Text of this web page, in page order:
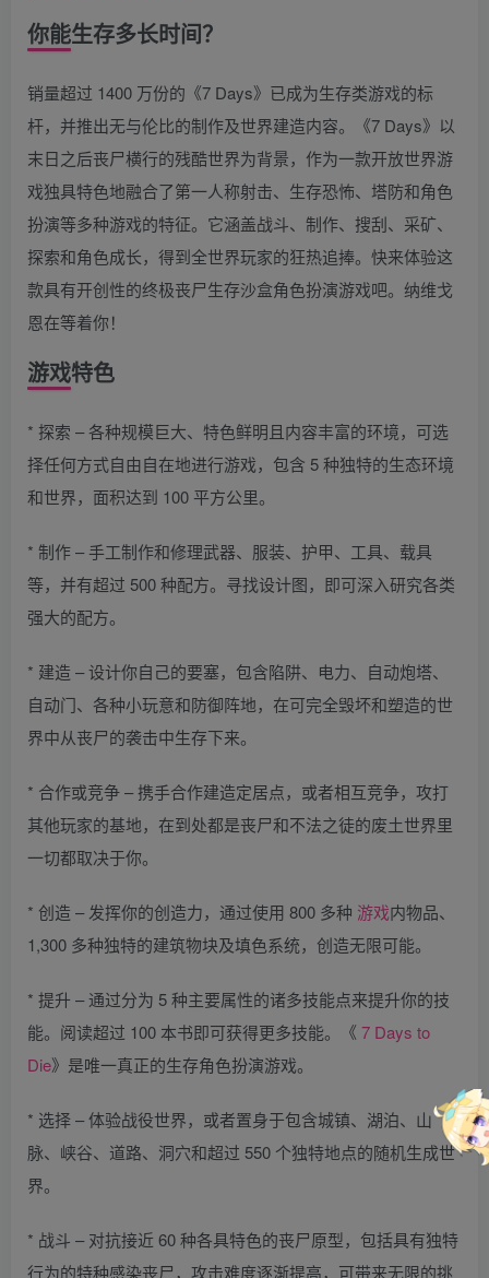
你能生存多长时间？
销量超过 1400 万份的《7 Days》已成为生存类游戏的标
杆，并推出无与伦比的制作及世界建造内容。《7 Days》以
末日之后丧尸横行的残酷世界为背景，作为一款开放世界游
戏独具特色地融合了第一人称射击、生存恐怖、塔防和角色
扮演等多种游戏的特征。它涵盖战斗、制作、搜刮、采矿、
探索和角色成长，得到全世界玩家的狂热追捧。快来体验这
款具有开创性的终极丧尸生存沙盒角色扮演游戏吧。纳维戈
恩在等着你！
游戏特色
* 探索 – 各种规模巨大、特色鲜明且内容丰富的环境，可选
择任何方式自由自在地进行游戏，包含 5 种独特的生态环境
和世界，面积达到 100 平方公里。
* 制作 – 手工制作和修理武器、服装、护甲、工具、载具
等，并有超过 500 种配方。寻找设计图，即可深入研究各类
强大的配方。
* 建造 – 设计你自己的要塞，包含陷阱、电力、自动炮塔、
自动门、各种小玩意和防御阵地，在可完全毁坏和塑造的世
界中从丧尸的袭击中生存下来。
* 合作或竞争 – 携手合作建造定居点，或者相互竞争，攻打
其他玩家的基地，在到处都是丧尸和不法之徒的废土世界里
一切都取决于你。
* 创造 – 发挥你的创造力，通过使用 800 多种 游戏内物品、
1,300 多种独特的建筑物块及填色系统，创造无限可能。
* 提升 – 通过分为 5 种主要属性的诸多技能点来提升你的技
能。阅读超过 100 本书即可获得更多技能。《 7 Days to
Die》是唯一真正的生存角色扮演游戏。
* 选择 – 体验战役世界，或者置身于包含城镇、湖泊、山
脉、峡谷、道路、洞穴和超过 550 个独特地点的随机生成世
界。
* 战斗 – 对抗接近 60 种各具特色的丧尸原型，包括具有独特
行为的特种感染丧尸，攻击难度逐渐提高，可带来无限的挑